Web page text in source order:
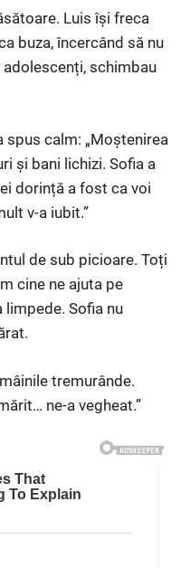
Luis își freca
buza, încercând să nu
adolescenți, schimbau
spus calm: „Moștenirea
și bani lichizi. Sofia a
dorință a fost ca voi
v-a iubit.”
de sub picioare. Toți
cine ne ajuta pe
limpede. Sofia nu
tremurânde.
ne-a vegheat.”